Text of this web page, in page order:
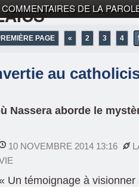
COMMENTAIRES DE LA
PAGE « 2 3 4
au
Nassera aborde le
10 NOVEMBRE 2014 13:16
Un témoignage à